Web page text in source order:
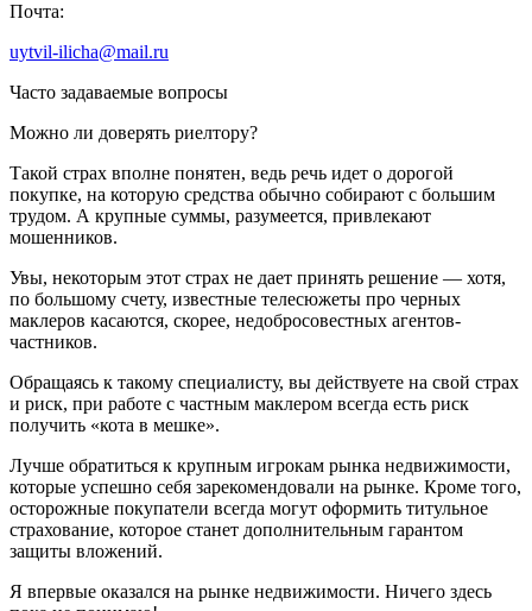
Почта:
uytvil-ilicha@mail.ru
Часто задаваемые вопросы
Можно ли доверять риелтору?
Такой страх вполне понятен, ведь речь идет о дорогой
покупке, на которую средства обычно собирают с большим
трудом. А крупные суммы, разумеется, привлекают
мошенников.
Увы, некоторым этот страх не дает принять решение — хотя,
по большому счету, известные телесюжеты про черных
маклеров касаются, скорее, недобросовестных агентов-
частников.
Обращаясь к такому специалисту, вы действуете на свой страх
и риск, при работе с частным маклером всегда есть риск
получить «кота в мешке».
Лучше обратиться к крупным игрокам рынка недвижимости,
которые успешно себя зарекомендовали на рынке. Кроме того,
осторожные покупатели всегда могут оформить титульное
страхование, которое станет дополнительным гарантом
защиты вложений.
Я впервые оказался на рынке недвижимости. Ничего здесь